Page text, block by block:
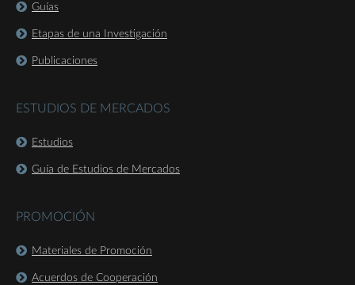
Guías
Etapas de una Investigación
Publicaciones
ESTUDIOS DE MERCADOS
Estudios
Guía de Estudios de Mercados
PROMOCIÓN
Materiales de Promoción
Acuerdos de Cooperación